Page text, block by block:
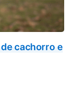
cachorro e